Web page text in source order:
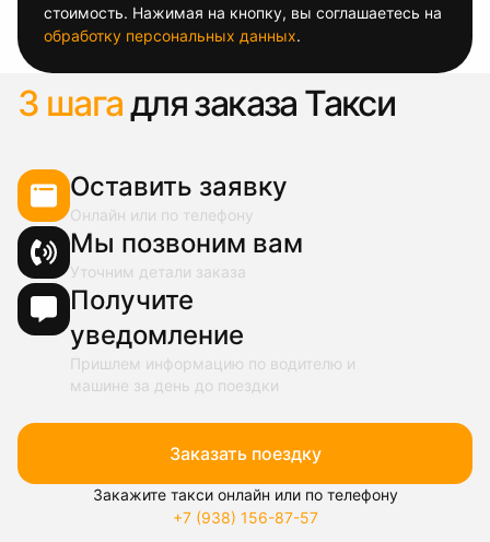
стоимость. Нажимая на кнопку, вы соглашаетесь на
обработку персональных данных.
3 шагадля заказа Такси
Оставить заявку
Онлайн или по телефону
Мы позвоним вам
Уточним детали заказа
Получите
уведомление
Пришлем информацию по водителю и
машине за день до поездки
Заказать поездку
Закажите такси онлайн или по телефону
+7 (938) 156-87-57